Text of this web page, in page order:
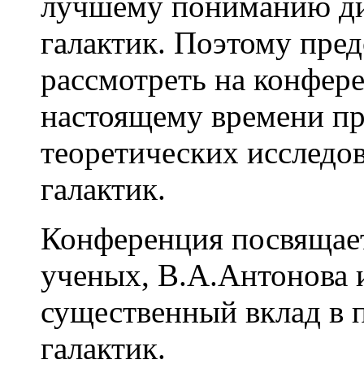
галактик. Поэтому
рассмотреть на
настоящему времени
теоретических
галактик.
Конференция
ученых,
существенный вклад
галактик.